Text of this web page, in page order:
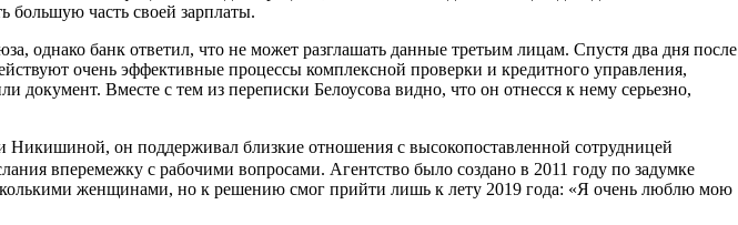
большую часть своей зарплаты.
однако банк ответил, что не может разглашать данные третьим лицам. Спустя два дня после
очень эффективные процессы комплексной проверки и кредитного управления,
Вместе с тем из переписки Белоусова видно, что он отнесся к нему серьезно,
он поддерживал близкие отношения с высокопоставленной сотрудницей
вперемежку с рабочими вопросами. Агентство было создано в 2011 году по задумке
женщинами, но к решению смог прийти лишь к лету 2019 года: «Я очень люблю мою